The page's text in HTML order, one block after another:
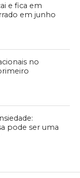
e fica em
em junho
no
pode ser uma